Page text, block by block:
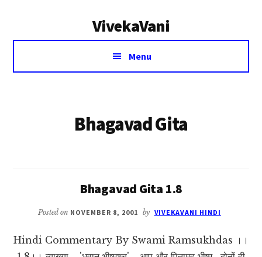
VivekaVani
Voice
Vivekananda
Menu
Bhagavad Gita
Bhagavad Gita 1.8
Posted on NOVEMBER 8, 2001 by VIVEKAVANI HINDI
Hindi Commentary By Swami Ramsukhdas ।।